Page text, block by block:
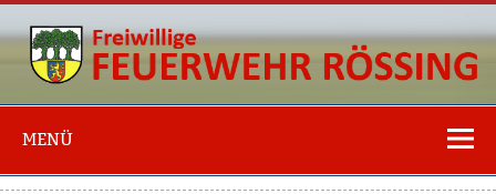
Freiwillige
Feuerwehr
Rössing
MENÜ